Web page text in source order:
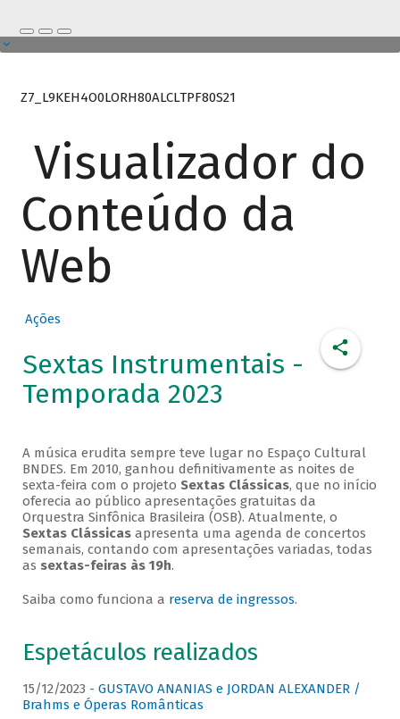
Z7_L9KEH4O0LORH80ALCLTPF80S21
Visualizador do
Conteúdo da
Web
Ações
Sextas Instrumentais -
Temporada 2023
A música erudita sempre teve lugar no Espaço Cultural
BNDES. Em 2010, ganhou definitivamente as noites de
sexta-feira com o projeto Sextas Clássicas, que no início
oferecia ao público apresentações gratuitas da
Orquestra Sinfônica Brasileira (OSB). Atualmente, o
Sextas Clássicasapresenta uma agenda de concertos
semanais, contando com apresentações variadas, todas
as sextas-feiras às 19h.
Saiba como funciona a reserva de ingressos.
Espetáculos realizados
15/12/2023 - GUSTAVO ANANIAS e JORDAN ALEXANDER /
Brahms e Óperas Românticas